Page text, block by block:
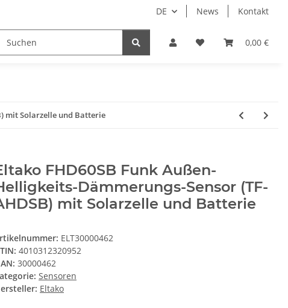
DE News Kontakt
0,00 €
System HomeAssistant PioTek Smart Home
mit Solarzelle und Batterie
FHD60SB Funk Außen-
Dämmerungs-Sensor (TF-
mit Solarzelle und Batterie
ELT30000462
4010312320952
30000462
Sensoren
Eltako